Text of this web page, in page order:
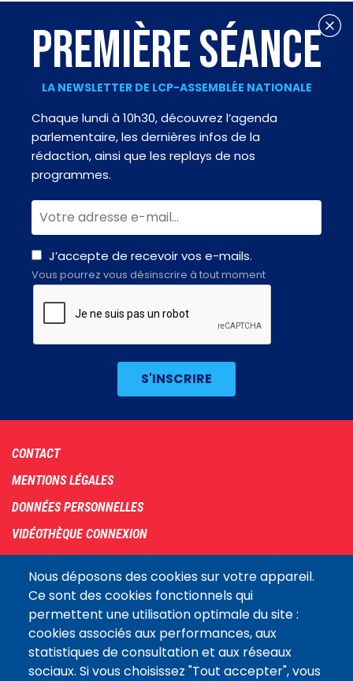
Nous déposons des cookies sur votre appareil.
Ce sont des cookies fonctionnels qui
permettent une utilisation optimale du site :
cookies associés aux performances, aux
statistiques de consultation et aux réseaux
sociaux. Si vous choisissez "Tout accepter", vous
PREMIÈRE SÉANCE
LA NEWSLETTER DE LCP-ASSEMBLÉE NATIONALE
Chaque lundi à 10h30, découvrez l’agenda
parlementaire, les dernières infos de la
rédaction, ainsi que les replays de nos
programmes.
J’accepte de recevoir vos e-mails.
Vous pourrez vous désinscrire à tout moment
Footer
menu
CONTACT
MENTIONS LÉGALES
DONNÉES PERSONNELLES
VIDÉOTHÈQUE CONNEXION
COOKIES
Assemblée
nationaleLE SITE DE L’ASSEMBLÉE NATIONALE